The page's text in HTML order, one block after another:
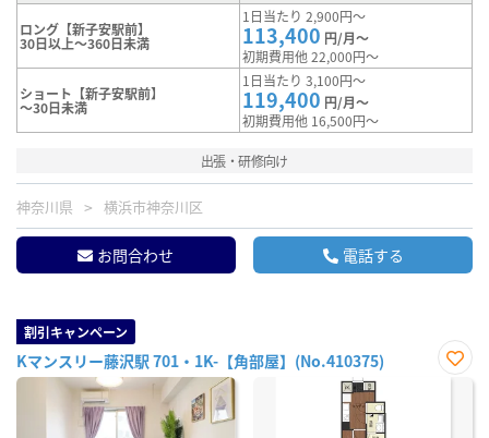
ロング【新子安駅前】
30日以上～360日未満
1日当たり 2,900円～
113,400 円/月～
初期費用他 22,000円～
ショート【新子安駅前】
～30日未満
1日当たり 3,100円～
119,400 円/月～
初期費用他 16,500円～
出張・研修向け
神奈川県 横浜市神奈川区
お問合わせ 電話する
割引キャンペーン
Kマンスリー藤沢駅 701・1K-【角部屋】(No.410375)
お気